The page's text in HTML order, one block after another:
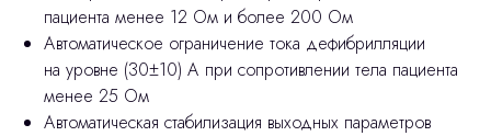
пациента менее 12 Ом и более 200 Ом
Автоматическое ограничение тока дефибрилляции
на уровне (30±10) А при сопротивлении тела пациента
менее 25 Ом
Автоматическая стабилизация выходных параметров